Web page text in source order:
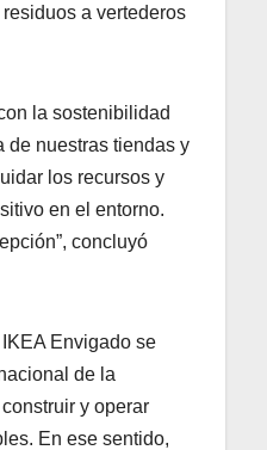
residuos a vertederos
la sostenibilidad
de nuestras tiendas y
los recursos y
en el entorno.
concluyó
Envigado se
de la
y operar
En ese sentido,